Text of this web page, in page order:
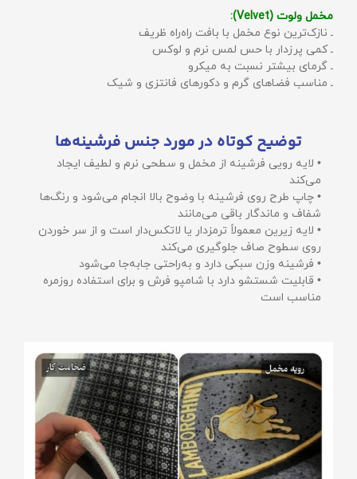
مخمل ولوت (Velvet):
ـ نازک‌ترین نوع مخمل با بافت راه‌راه ظریف
ـ کمی پرزدار با حس لمس نرم و لوکس
ـ گرمای بیشتر نسبت به میکرو
ـ مناسب فضاهای گرم و دکورهای فانتزی و شیک
توضیح کوتاه در مورد جنس فرشینه‌ها
• لایه رویی فرشینه از مخمل و سطحی نرم و لطیف ایجاد
می‌کند
• چاپ طرح روی فرشینه با وضوح بالا انجام می‌شود و رنگ‌ها
شفاف و ماندگار باقی می‌مانند
• لایه زیرین معمولاً ترمزدار یا لاتکس‌دار است و از سر خوردن
روی سطوح صاف جلوگیری می‌کند
• فرشینه وزن سبکی دارد و به‌راحتی جابه‌جا می‌شود
• قابلیت شستشو دارد با شامپو فرش و برای استفاده روزمره
مناسب است